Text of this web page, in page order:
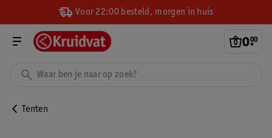
Voor 22:00 besteld, morgen in huis
0.
00
Tenten